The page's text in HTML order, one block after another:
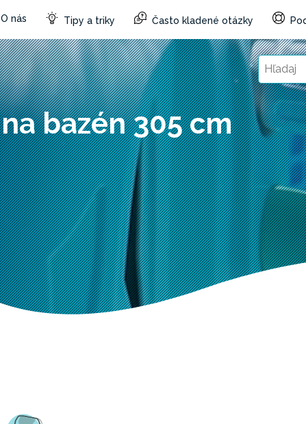
O nás Tipy a triky Často kladené otázky
bazén 305 cm